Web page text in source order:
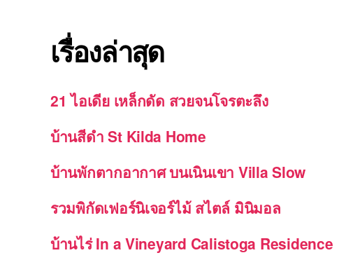
เรื่องล่าสุด
21 ไอเดีย เหล็กดัด สวยจนโจรตะลึง
บ้านสีดำ St Kilda Home
บ้านพักตากอากาศ บนเนินเขา Villa Slow
รวมพิกัดเฟอร์นิเจอร์ไม้ สไตล์ มินิมอล
บ้านไร่ In a Vineyard Calistoga Residence